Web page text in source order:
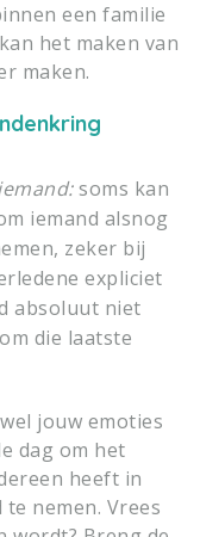
een familie
het maken van
maken.
soms kan
iemand alsnog
zeker bij
expliciet
absoluut niet
die laatste
jouw emoties
dag om het
heeft in
nemen. Vrees